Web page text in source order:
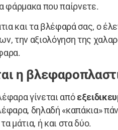
φάρμακα που παίρνετε.
και τα βλέφαρά σας, ο
την αξιολόγηση της
η
γίνεται από
δηλαδή «καπάκια»
μάτια, ή και στα δύο.